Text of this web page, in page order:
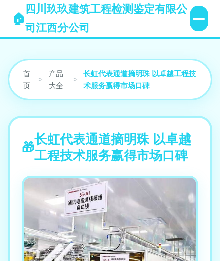
四川玖玖建筑工程检测鉴定有限公
司江西分公司
首
页
>
产品
大全
>
长虹代表通道摘明珠 以卓越工程技
术服务赢得市场口碑
长虹代表通道摘明珠 以卓越
工程技术服务赢得市场口碑